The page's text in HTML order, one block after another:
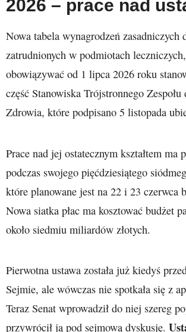
2026 – prace nad
Nowa tabela wynagrodzeń zasadniczych
zatrudnionych w podmiotach
obowiązywać od 1 lipca 2026 roku
część Stanowiska Trójstronnego
Zdrowia, które podpisano 5 listopada
Prace nad jej ostatecznym kształtem ma
podczas swojego pięćdziesiątego
które planowane jest na 22 i 23 czerwca
Nowa siatka płac ma kosztować budżet
około siedmiu miliardów złotych.
Pierwotna ustawa została już kiedyś
Sejmie, ale wówczas nie spotkała się z
Teraz Senat wprowadził do niej szereg
przywrócił ją pod sejmową dyskusję.